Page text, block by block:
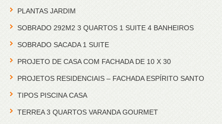
PLANTAS JARDIM
SOBRADO 292M2 3 QUARTOS 1 SUITE 4 BANHEIROS
SOBRADO SACADA 1 SUITE
PROJETO DE CASA COM FACHADA DE 10 X 30
PROJETOS RESIDENCIAIS – FACHADA ESPÍRITO SANTO
TIPOS PISCINA CASA
TERREA 3 QUARTOS VARANDA GOURMET